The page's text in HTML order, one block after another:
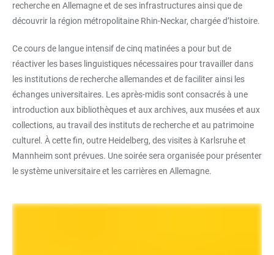
recherche en Allemagne et de ses infrastructures ainsi que de
découvrir la région métropolitaine Rhin-Neckar, chargée d’histoire.
Ce cours de langue intensif de cinq matinées a pour but de
réactiver les bases linguistiques nécessaires pour travailler dans
les institutions de recherche allemandes et de faciliter ainsi les
échanges universitaires. Les après-midis sont consacrés à une
introduction aux bibliothèques et aux archives, aux musées et aux
collections, au travail des instituts de recherche et au patrimoine
culturel. À cette fin, outre Heidelberg, des visites à Karlsruhe et
Mannheim sont prévues. Une soirée sera organisée pour présenter
le système universitaire et les carrières en Allemagne.